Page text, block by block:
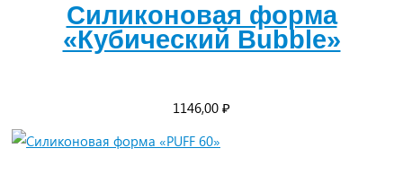
Силиконовая форма
«Кубический Bubble»
1146,00 ₽